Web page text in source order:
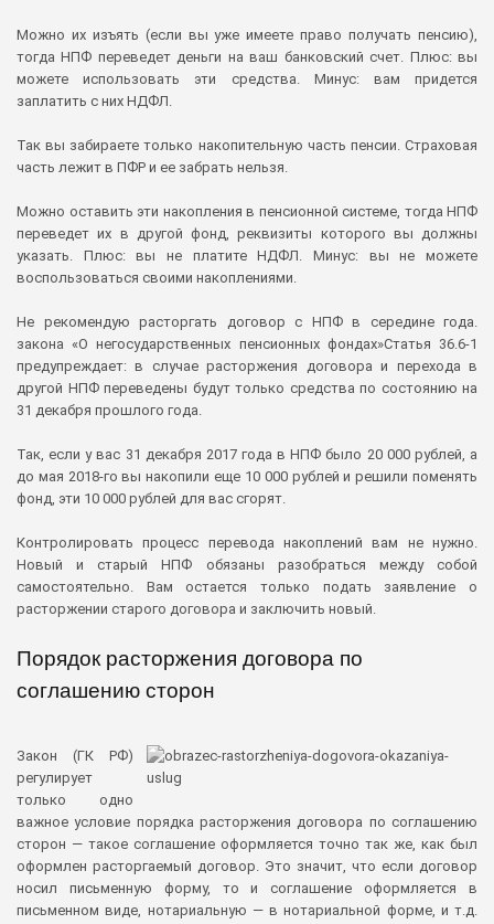
Можно их изъять (если вы уже имеете право получать пенсию),
тогда НПФ переведет деньги на ваш банковский счет. Плюс: вы
можете использовать эти средства. Минус: вам придется
заплатить с них НДФЛ.
Так вы забираете только накопительную часть пенсии. Страховая
часть лежит в ПФР и ее забрать нельзя.
Можно оставить эти накопления в пенсионной системе, тогда НПФ
переведет их в другой фонд, реквизиты которого вы должны
указать. Плюс: вы не платите НДФЛ. Минус: вы не можете
воспользоваться своими накоплениями.
Не рекомендую расторгать договор с НПФ в середине года.
закона «О негосударственных пенсионных фондах»Статья 36.6-1
предупреждает: в случае расторжения договора и перехода в
другой НПФ переведены будут только средства по состоянию на
31 декабря прошлого года.
Так, если у вас 31 декабря 2017 года в НПФ было 20 000 рублей, а
до мая 2018-го вы накопили еще 10 000 рублей и решили поменять
фонд, эти 10 000 рублей для вас сгорят.
Контролировать процесс перевода накоплений вам не нужно.
Новый и старый НПФ обязаны разобраться между собой
самостоятельно. Вам остается только подать заявление о
расторжении старого договора и заключить новый.
Порядок расторжения договора по
соглашению сторон
Закон (ГК РФ)
регулирует
только одно
важное условие порядка расторжения договора по соглашению
сторон — такое соглашение оформляется точно так же, как был
оформлен расторгаемый договор. Это значит, что если договор
носил письменную форму, то и соглашение оформляется в
письменном виде, нотариальную — в нотариальной форме, и т.д.